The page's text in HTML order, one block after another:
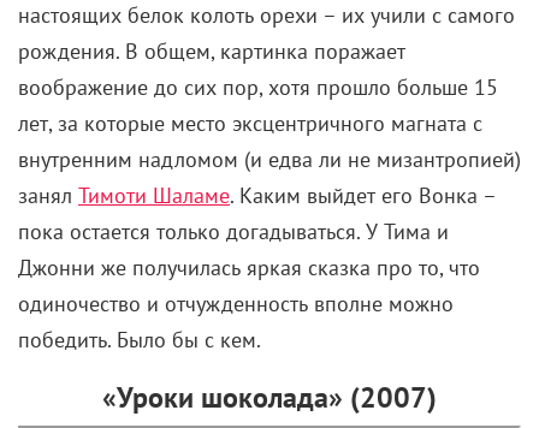
настоящих белок колоть орехи – их учили с самого
рождения. В общем, картинка поражает
воображение до сих пор, хотя прошло больше 15
лет, за которые место эксцентричного магната с
внутренним надломом (и едва ли не мизантропией)
занял Тимоти Шаламе. Каким выйдет его Вонка –
пока остается только догадываться. У Тима и
Джонни же получилась яркая сказка про то, что
одиночество и отчужденность вполне можно
победить. Было бы с кем.
«Уроки шоколада» (2007)